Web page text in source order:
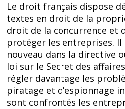
Le droit français dispose
textes en droit de la
droit de la concurrence et
protéger les entreprises. Il
nouveau dans la directive
loi sur le Secret des
régler davantage les
piratage et d’espionnage
sont confrontés les